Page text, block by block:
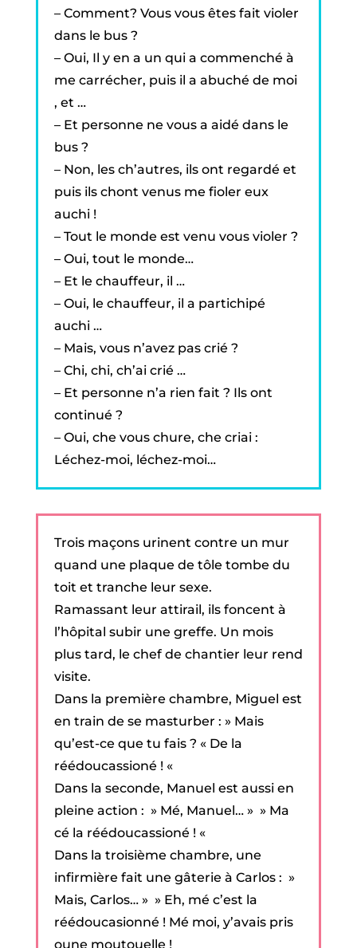
– Comment? Vous vous êtes fait violer
dans le bus ?
– Oui, Il y en a un qui a commenché à
me carrécher, puis il a abuché de moi
, et …
– Et personne ne vous a aidé dans le
bus ?
– Non, les ch’autres, ils ont regardé et
puis ils chont venus me fioler eux
auchi !
– Tout le monde est venu vous violer ?
– Oui, tout le monde…
– Et le chauffeur, il …
– Oui, le chauffeur, il a partichipé
auchi …
– Mais, vous n’avez pas crié ?
– Chi, chi, ch’ai crié …
– Et personne n’a rien fait ? Ils ont
continué ?
– Oui, che vous chure, che criai :
Léchez-moi, léchez-moi…
Trois maçons urinent contre un mur
quand une plaque de tôle tombe du
toit et tranche leur sexe.
Ramassant leur attirail, ils foncent à
l’hôpital subir une greffe. Un mois
plus tard, le chef de chantier leur rend
visite.
Dans la première chambre, Miguel est
en train de se masturber : » Mais
qu’est-ce que tu fais ? « De la
réédoucassioné ! «
Dans la seconde, Manuel est aussi en
pleine action : » Mé, Manuel… » » Ma
cé la réédoucassioné ! «
Dans la troisième chambre, une
infirmière fait une gâterie à Carlos : »
Mais, Carlos… » » Eh, mé c’est la
réédoucasionné ! Mé moi, y’avais pris
oune moutouelle !